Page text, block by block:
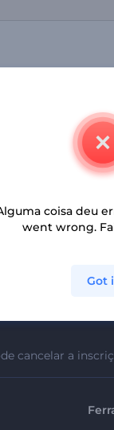
a receber
cancelar a
coisa deu
went wrong.
Got